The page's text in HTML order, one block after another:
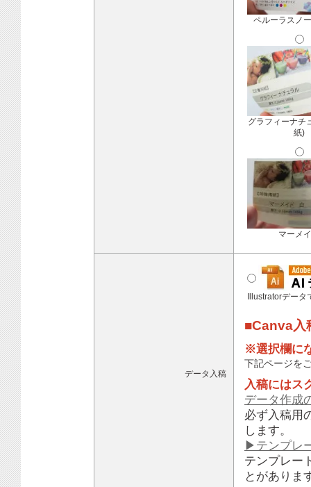
ペルーラスノ
グラフィーナチ
紙)
マーメ
データ入稿
Illustratorデータ
■Canva入
※選択欄に
下記ページを
入稿にはス
データ作成
必ず入稿用
します。
▶テンプレ
テンプレー
とがありま